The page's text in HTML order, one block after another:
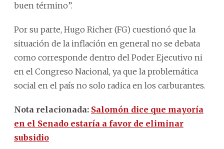
buen término”.
Por su parte, Hugo Richer (FG) cuestionó que la
situación de la inflación en general no se debata
como corresponde dentro del Poder Ejecutivo ni
en el Congreso Nacional, ya que la problemática
social en el país no solo radica en los carburantes.
Nota relacionada: Salomón dice que mayoría
en el Senado estaría a favor de eliminar
subsidio